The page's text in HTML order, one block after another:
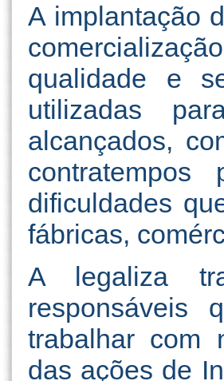
A implantação
qualidade e
utilizadas
alcançados,
dificuldades
fábricas,
A legaliza
responsáveis
trabalhar com
das ações de